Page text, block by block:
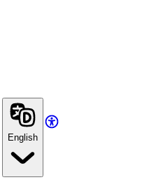
English